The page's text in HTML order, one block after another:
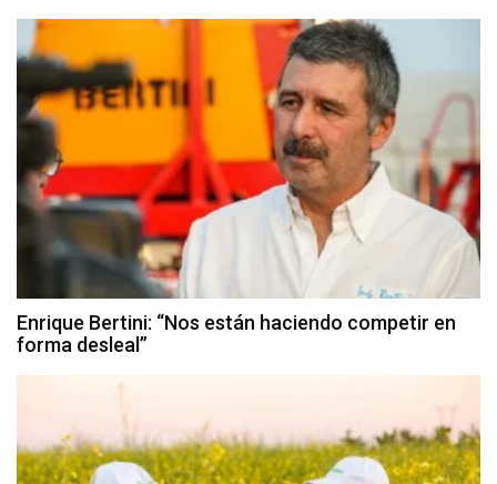
Enrique Bertini: “Nos están haciendo competir en
forma desleal”